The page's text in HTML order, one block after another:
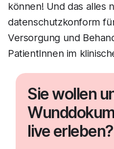
können! Und das alles
datenschutzkonform
Versorgung und
PatientInnen im
Sie wollen
live erleben?